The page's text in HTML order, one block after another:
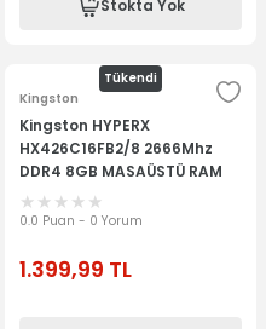
Stokta Yok
Tükendi
Kingston
Kingston HYPERX
HX426C16FB2/8 2666Mhz
DDR4 8GB MASAÜSTÜ RAM
0.0 Puan - 0 Yorum
1.399,99 TL